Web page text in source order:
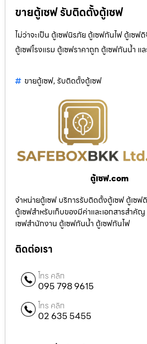
ขายตู้เซฟ รับติดตั้งตู้เซฟ
ไม่ว่าจะเป็น ตู้เซฟนิรภัย ตู้เซฟกันไฟ ตู้เซ
ตู้เซฟโรงแรม ตู้เซฟราคาถูก ตู้เซฟกันน้ำ แ
ขายตู้เซฟ, รับติดตั้งตู้เซฟ
ตู้เซฟ.com
จำหน่ายตู้เซฟ บริการรับติดตั้งตู้เซฟ ตู้เซ
ตู้เซฟสำหรับเก็บของมีค่าและเอกสารสำคั
เซฟสำนักงาน ตู้เซฟกันน้ำ ตู้เซฟกันไฟ
ติดต่อเรา
โทร คลิก
095 798 9615
โทร คลิก
02 635 5455